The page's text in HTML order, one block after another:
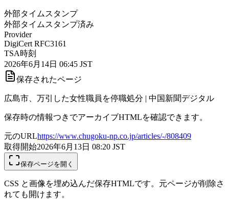
外部タイムスタンプ
外部タイムスタンプ済み
Provider
DigiCert RFC3161
TSA時刻
2026年6月14日 06:45 JST
保存されたページ
広島市、万引した女性職員を停職処分 | 中国新聞デジタル
保存時の情報つきでアーカイブHTMLを確認できます。
元のURLhttps://www.chugoku-np.co.jp/articles/-/808409
取得開始2026年6月13日 08:20 JST
保存ページを開く
CSS と画像を埋め込んだ保存HTMLです。元ページが削除さ
れても開けます。